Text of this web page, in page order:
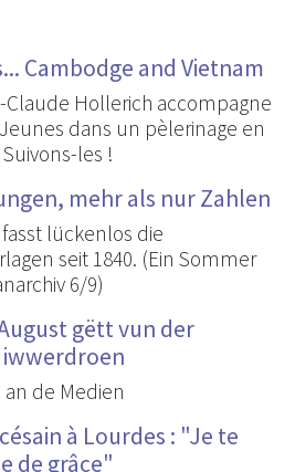
Cambodge and Vietnam
Claude Hollerich accompagne
dans un pèlerinage en
les !
mehr als nur Zahlen
lückenlos die
seit 1840. (Ein Sommer
6/9)
gëtt vun der
de Medien
à Lourdes : "Je te
de grâce"